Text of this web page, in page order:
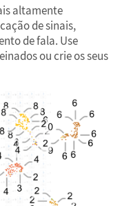
altamente
de sinais,
de fala. Use
ou crie os seus